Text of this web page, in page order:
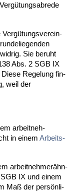
Vergütungs­ver­ein­
Sie be­ruht
Abs. 2 SGB IX
Die­se Re­ge­lung fin­
weil der
ar­beit­neh­
in ei­nem Ar­beits­
ar­beit­neh­merähn­
IX und ei­nem
Maß der persönli­